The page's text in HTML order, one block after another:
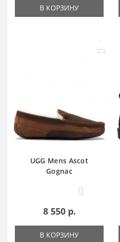
В КОРЗИНУ
UGG Mens Ascot
Gognac
0
8 550 р.
В КОРЗИНУ